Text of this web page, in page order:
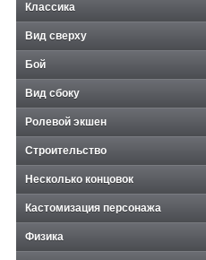
Классика
Вид сверху
Бой
Вид сбоку
Ролевой экшен
Строительство
Несколько концовок
Кастомизация персонажа
Физика